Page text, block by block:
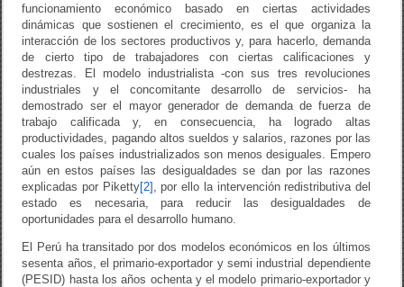
funcionamiento económico basado en ciertas actividades
dinámicas que sostienen el crecimiento, es el que organiza la
interacción de los sectores productivos y, para hacerlo, demanda
de cierto tipo de trabajadores con ciertas calificaciones y
destrezas. El modelo industrialista -con sus tres revoluciones
industriales y el concomitante desarrollo de servicios- ha
demostrado ser el mayor generador de demanda de fuerza de
trabajo calificada y, en consecuencia, ha logrado altas
productividades, pagando altos sueldos y salarios, razones por las
cuales los países industrializados son menos desiguales. Empero
aún en estos países las desigualdades se dan por las razones
explicadas por Piketty[2] , por ello la intervención redistributiva del
estado es necesaria, para reducir las desigualdades de
oportunidades para el desarrollo humano.
El Perú ha transitado por dos modelos económicos en los últimos
sesenta años, el primario-exportador y semi industrial dependiente
(PESID) hasta los años ochenta y el modelo primario-exportador y